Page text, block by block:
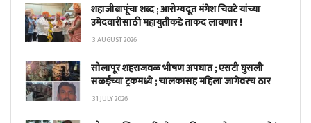
शहाजीबापूंचा शब्द ; आरोग्यदूत मंगेश चिवटे यांच्या
उमेदवारीसाठी महायुतीकडे ताकद लावणार !
3 AUGUST 2026
सोलापूर शहराजवळ भीषण अपघात ; एसटी घुसली
सळईच्या ट्रकमध्ये ; चालकासह महिला जागेवरच ठार
31 JULY 2026